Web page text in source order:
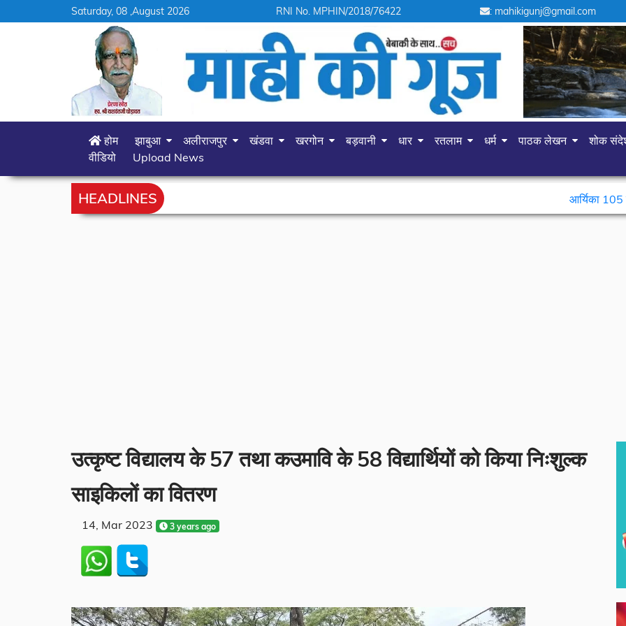
Saturday, 08 ,August 2026 RNI No. MPHIN/2018/76422 : mahikigunj@gmail.com
होम झाबुआ अलीराजपुर खंडवा खरगोन बड़वानी धार रतलाम धर्म पाठक लेखन शोक
वीडियो
Upload News
HEADLINES आर्यिका 105 श्री
उत्कृष्ट विद्यालय के 57 तथा कउमावि के 58 विद्यार्थियों को किया निःशुल्क
साइकिलों का वितरण
14, Mar 2023 3 years ago